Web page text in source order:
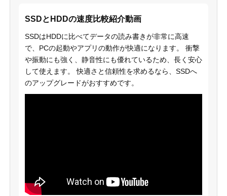
SSDとHDDの速度比較紹介動画
SSDはHDDに比べてデータの読み書きが非常に高速
で、PCの起動やアプリの動作が快適になります。 衝撃
や振動にも強く、静音性にも優れているため、長く安心
して使えます。 快適さと信頼性を求めるなら、SSDへ
のアップグレードがおすすめです。